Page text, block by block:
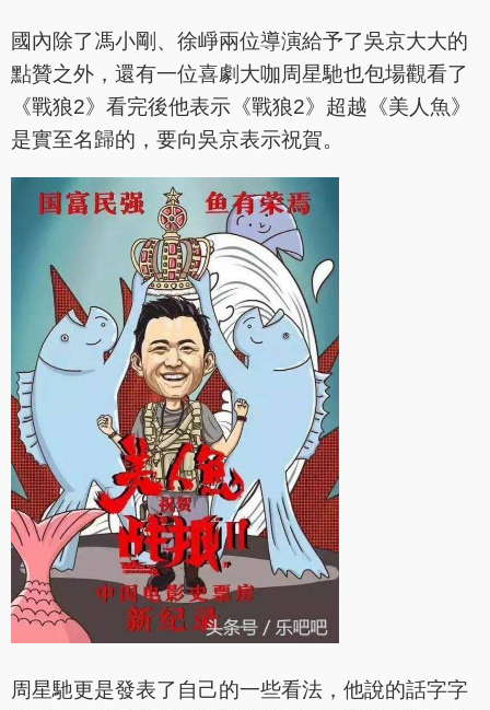
國內除了馮小剛、徐崢兩位導演給予了吳京大大的
點贊之外，還有一位喜劇大咖周星馳也包場觀看了
《戰狼2》看完後他表示《戰狼2》超越《美人魚》
是實至名歸的，要向吳京表示祝賀。
周星馳更是發表了自己的一些看法，他說的話字字